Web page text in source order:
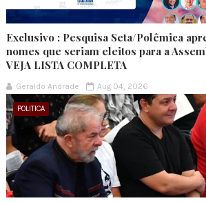
Exclusivo : Pesquisa Seta/Polêmica
nomes que seriam eleitos para a
VEJA LISTA COMPLETA
Geraldo Andrade Aug 04, 2026
POLITICA